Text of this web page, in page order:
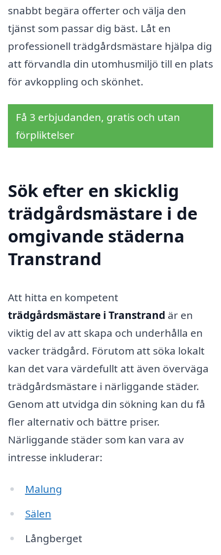
snabbt begära offerter och välja den
tjänst som passar dig bäst. Låt en
professionell trädgårdsmästare hjälpa dig
att förvandla din utomhusmiljö till en plats
för avkoppling och skönhet.
Få 3 erbjudanden, gratis och utan
förpliktelser
Sök efter en skicklig
trädgårdsmästare i de
omgivande städerna
Transtrand
Att hitta en kompetent
trädgårdsmästare i Transtrand är en
viktig del av att skapa och underhålla en
vacker trädgård. Förutom att söka lokalt
kan det vara värdefullt att även överväga
trädgårdsmästare i närliggande städer.
Genom att utvidga din sökning kan du få
fler alternativ och bättre priser.
Närliggande städer som kan vara av
intresse inkluderar:
Malung
Sälen
Långberget